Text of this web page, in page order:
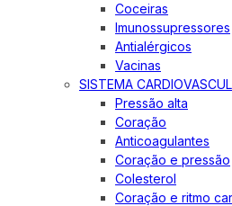
Coceiras
Imunossupressores
Antialérgicos
Vacinas
SISTEMA
Pressão alta
Coração
Anticoagulantes
Coração e pressão
Colesterol
Coração e ritmo